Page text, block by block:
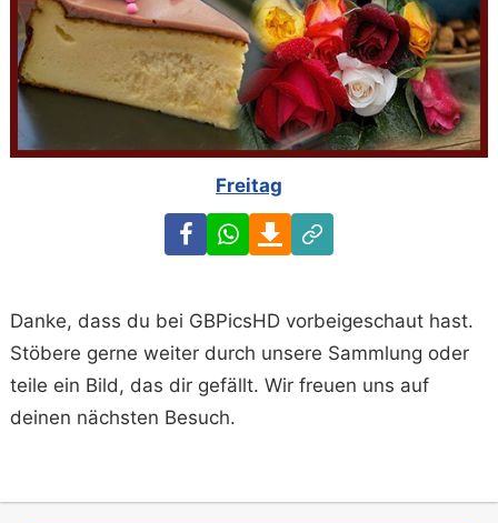
Freitag
FacebookWhatsAppDownload
Link
Danke, dass du bei GBPicsHD vorbeigeschaut hast.
Stöbere gerne weiter durch unsere Sammlung oder
teile ein Bild, das dir gefällt. Wir freuen uns auf
deinen nächsten Besuch.